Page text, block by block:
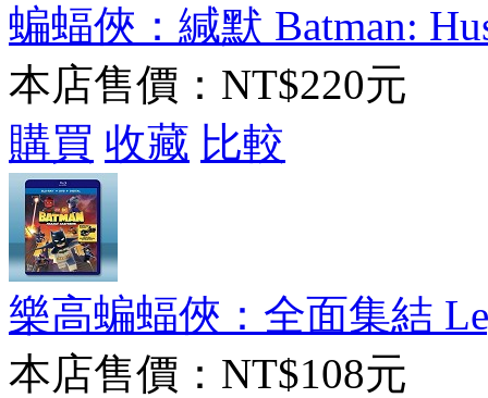
蝙蝠俠：緘默 Batman:
本店售價： NT$220元
購買 收藏 比較
樂高蝙蝠俠：全面集結
本店售價： NT$108元